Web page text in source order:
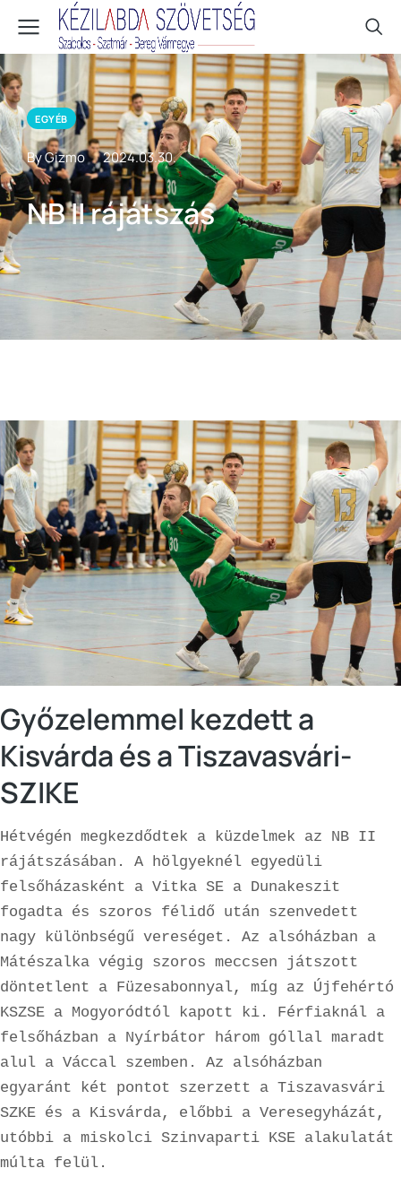
EGYÉB
By Gizmo 2024.03.30.
NB II rájátszás
Győzelemmel kezdett a
Kisvárda és a Tiszavasvári-
SZIKE
Hétvégén megkezdődtek a küzdelmek az NB II
rájátszásában. A hölgyeknél egyedüli
felsőházasként a Vitka SE a Dunakeszit
fogadta és szoros félidő után szenvedett
nagy különbségű vereséget. Az alsóházban a
Mátészalka végig szoros meccsen játszott
döntetlent a Füzesabonnyal, míg az Újfehértó
KSZSE a Mogyoródtól kapott ki. Férfiaknál a
felsőházban a Nyírbátor három góllal maradt
alul a Váccal szemben. Az alsóházban
egyaránt két pontot szerzett a Tiszavasvári
SZKE és a Kisvárda, előbbi a Veresegyházát,
utóbbi a miskolci Szinvaparti KSE alakulatát
múlta felül.